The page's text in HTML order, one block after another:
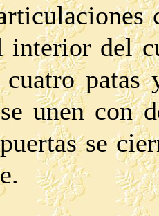
interior del
patas
unen con
se